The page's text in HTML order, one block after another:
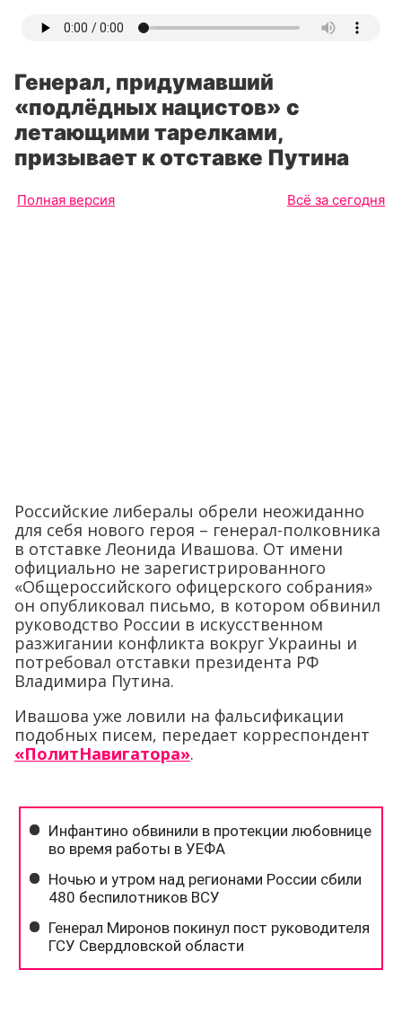
Генерал, придумавший
«подлёдных нацистов» с
летающими тарелками,
призывает к отставке Путина
Полная версия Всё за сегодня
Российские либералы обрели неожиданно
для себя нового героя – генерал-полковника
в отставке Леонида Ивашова. От имени
официально не зарегистрированного
«Общероссийского офицерского собрания»
он опубликовал письмо, в котором обвинил
руководство России в искусственном
разжигании конфликта вокруг Украины и
потребовал отставки президента РФ
Владимира Путина.
Ивашова уже ловили на фальсификации
подобных писем, передает корреспондент
«ПолитНавигатора».